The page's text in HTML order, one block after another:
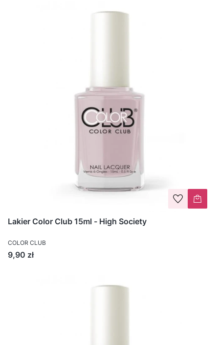
Lakier Color Club 15ml - High Society
COLOR CLUB
Cena
9,90 zł